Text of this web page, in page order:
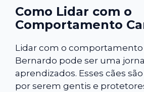
Como Lidar com o
Comportamento
Lidar com o comportamento
Bernardo pode ser uma
aprendizados. Esses cães
por serem gentis e